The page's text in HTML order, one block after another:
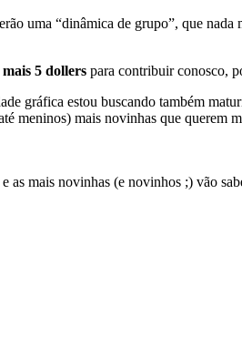
uma “dinâmica de grupo”, que
5 dollers para contribuir conosco,
gráfica estou buscando também
meninos) mais novinhas que querem
mais novinhas (e novinhos ;) vão